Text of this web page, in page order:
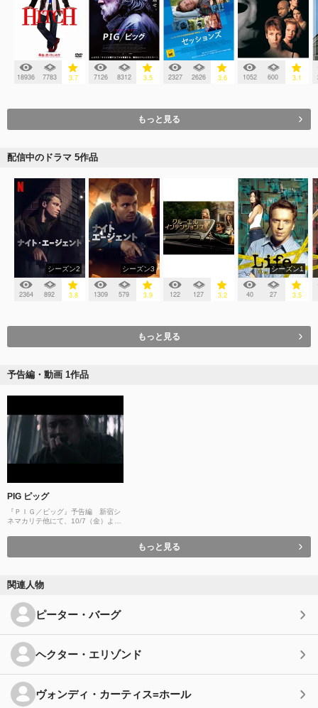
18936 7783 3.7 7126 8312 3.5 2327 2626 3.6 1052 600 3.1
もっと見る
配信中のドラマ 5作品
シーズン2
2364 892 3.8
シーズン3
1309 579 3.9 122 127 3.2
シーズン1
40 27 3.5
もっと見る
予告編・動画 1作品
PIG ピッグ
『ＰＩＧ／ピッグ』予告編 新宿シ
ネマカリテ他にて、10/7（金）より
もっと見る
関連人物
ピーター・バーグ
ヘクター・エリゾンド
ヴォンディ・カーティス=ホール